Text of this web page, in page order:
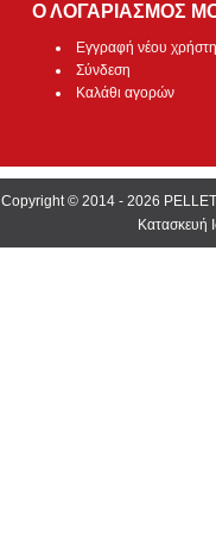
Ο ΛΟΓΑΡΙΑΣΜΟΣ
Εγγραφή νέου χρήστη
Σύνδεση
Καλάθι αγορών
Copyright © 2014 - 2026
Κατασκευή